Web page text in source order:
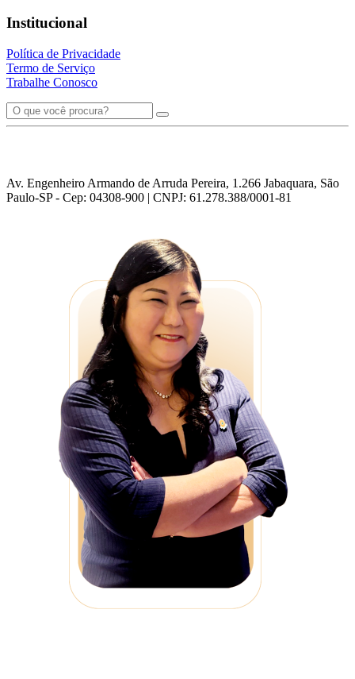
Institucional
Política de Privacidade
Termo de Serviço
Trabalhe Conosco
Av. Engenheiro Armando de Arruda Pereira, 1.266 Jabaquara, São
Paulo-SP - Cep: 04308-900 | CNPJ: 61.278.388/0001-81